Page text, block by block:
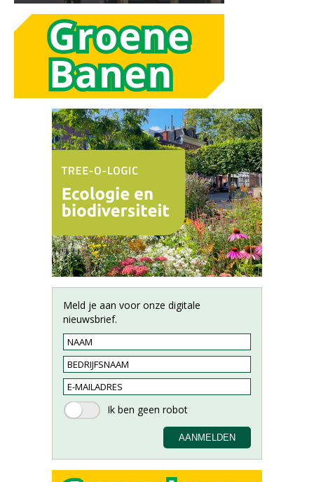
Meld je aan voor onze digitale
nieuwsbrief.